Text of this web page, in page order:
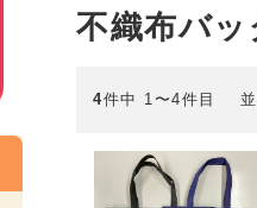
不織布バッ
4件中 1〜4件目